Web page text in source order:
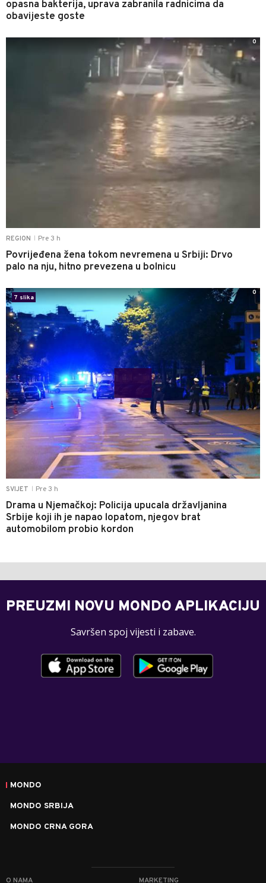
opasna bakterija, uprava zabranila radnicima da
obavijeste goste
REGION Pre 3 h
Povrijeđena žena tokom nevremena u Srbiji: Drvo
palo na nju, hitno prevezena u bolnicu
0
SVIJET Pre 3 h
Drama u Njemačkoj: Policija upucala državljanina
Srbije koji ih je napao lopatom, njegov brat
automobilom probio kordon
7 slika
0
PREUZMI NOVU MONDO APLIKACIJU
Savršen spoj vijesti i zabave.
MONDO
MONDO SRBIJA
MONDO CRNA GORA
O NAMA MARKETING